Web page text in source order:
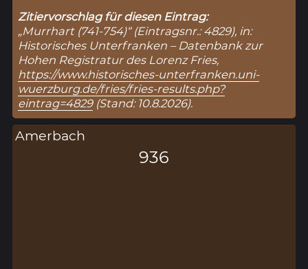
Zitiervorschlag für diesen Eintrag:
„Murrhart (741-754)“ (Eintragsnr.: 4829), in:
Historisches Unterfranken – Datenbank zur
Hohen Registratur des Lorenz Fries,
https://www.historisches-unterfranken.uni-
wuerzburg.de/fries/fries-results.php?
eintrag=4829(Stand: 10.8.2026).
Amerbach
936